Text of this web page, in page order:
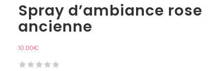
Spray d’ambiance rose
ancienne
10.00€